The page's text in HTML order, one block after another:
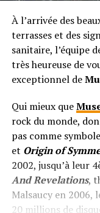
À l’arrivée des
terrasses et des
sanitaire, l’équipe
très heureuse de
exceptionnel de
Qui mieux que
rock du monde,
pas comme
et Origin of
2002, jusqu’à leur
And Revelations,
Malsaucy en 2006,
20 millions de